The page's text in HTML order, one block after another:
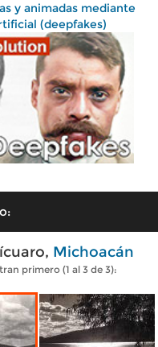
y animadas mediante
(deepfakes)
Michoacán
primero (1 al 3 de 3):